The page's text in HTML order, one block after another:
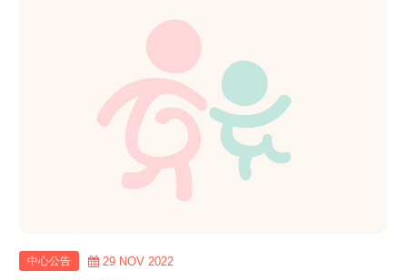
view
more
中心公告 29 NOV 2022